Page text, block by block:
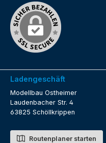
Ladengeschäft
Modellbau Ostheimer
Laudenbacher Str. 4
63825 Schöllkrippen
Routenplaner starten